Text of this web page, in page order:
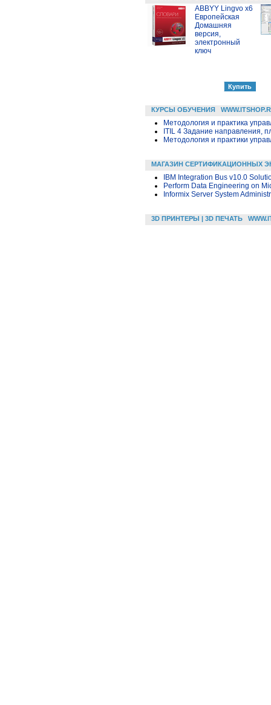
ABBYY Lingvo x6
Европейская
Домашняя
версия,
электронный
ключ
КУРСЫ ОБУЧЕНИЯ
Методология и практика
ITIL 4 Задание направления,
Методология и практики
МАГАЗИН СЕРТИФИКАЦИОННЫХ
IBM Integration Bus v10.0
Perform Data Engineering on
Informix Server System
3D ПРИНТЕРЫ | 3D ПЕЧАТЬ